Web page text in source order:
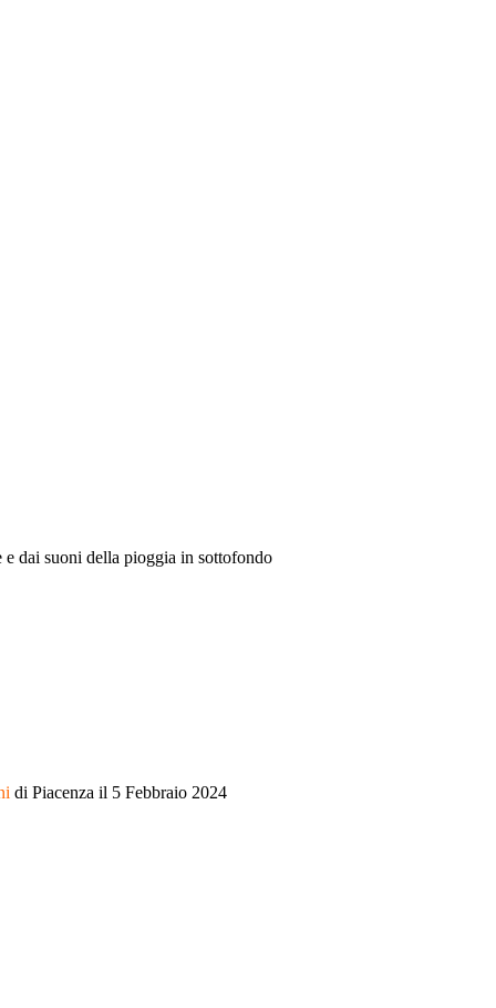
e dai suoni della pioggia in sottofondo
di Piacenza il 5 Febbraio 2024